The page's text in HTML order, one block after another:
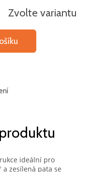
Zvolte variantu
ideální pro
zesílená pata se